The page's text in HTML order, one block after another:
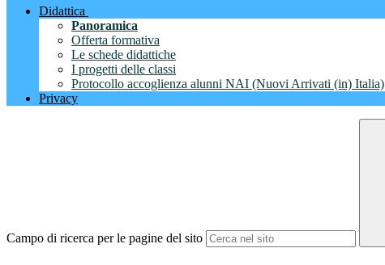
Didattica
Panoramica
Offerta formativa
Le schede didattiche
I progetti delle classi
Protocollo accoglienza alunni NAI (Nuovi Arrivati (in) Italia)
Privacy
Campo di ricerca per le pagine del sito